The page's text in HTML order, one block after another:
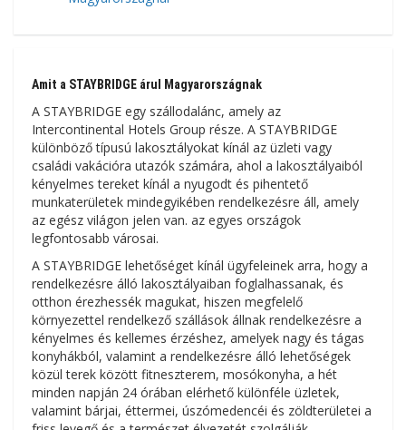
Amit a STAYBRIDGE árul Magyarországnak
A STAYBRIDGE egy szállodalánc, amely az
Intercontinental Hotels Group része. A STAYBRIDGE
különböző típusú lakosztályokat kínál az üzleti vagy
családi vakációra utazók számára, ahol a lakosztályaiból
kényelmes tereket kínál a nyugodt és pihentető
munkaterületek mindegyikében rendelkezésre áll, amely
az egész világon jelen van. az egyes országok
legfontosabb városai.
A STAYBRIDGE lehetőséget kínál ügyfeleinek arra, hogy a
rendelkezésre álló lakosztályaiban foglalhassanak, és
otthon érezhessék magukat, hiszen megfelelő
környezettel rendelkező szállások állnak rendelkezésre a
kényelmes és kellemes érzéshez, amelyek nagy és tágas
konyhákból, valamint a rendelkezésre álló lehetőségek
közül terek között fitneszterem, mosókonyha, a hét
minden napján 24 órában elérhető különféle üzletek,
valamint bárjai, éttermei, úszómedencéi és zöldterületei a